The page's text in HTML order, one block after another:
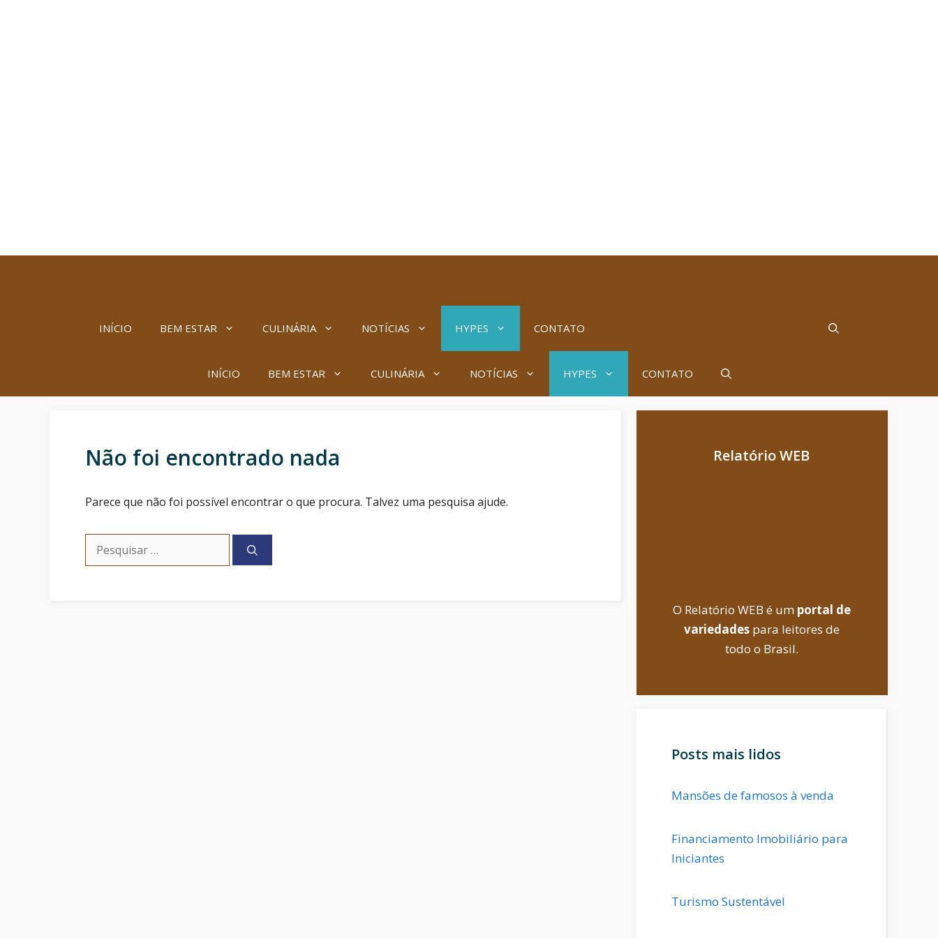
INÍCIO BEM ESTAR CULINÁRIA NOTÍCIAS HYPES CONTATO
INÍCIO BEM ESTAR CULINÁRIA NOTÍCIAS HYPES CONTATO
Não foi encontrado nada
Parece que não foi possível encontrar o que procura. Talvez uma pesquisa ajude.
Pesquisar
Relatório WEB
O Relatório WEB é um portal de
variedadespara leitores de
todo o Brasil.
Posts mais lidos
Mansões de famosos à venda
Financiamento Imobiliário para
Iniciantes
Turismo Sustentável